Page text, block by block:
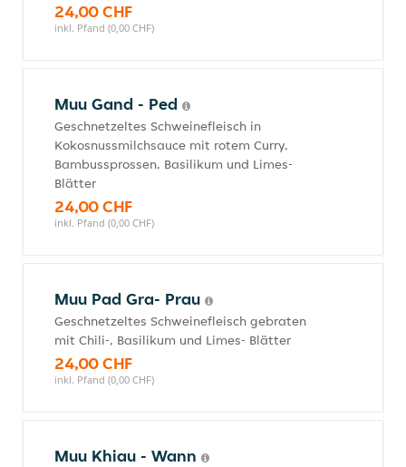
24,00 CHF
inkl. Pfand (0,00 CHF)
Muu Gand - Ped
Geschnetzeltes Schweinefleisch in
Kokosnussmilchsauce mit rotem Curry,
Bambussprossen, Basilikum und Limes-
Blätter
24,00 CHF
inkl. Pfand (0,00 CHF)
Muu Pad Gra- Prau
Geschnetzeltes Schweinefleisch gebraten
mit Chili-, Basilikum und Limes- Blätter
24,00 CHF
inkl. Pfand (0,00 CHF)
Muu Khiau - Wann